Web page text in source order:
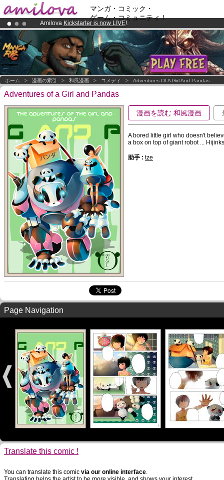
マンガ・コミック・
ゲーム・コミュニティ！
Amilova Kickstarter is now LIVE!.
Premium membership from3.95 eurosper month !Get membership
Already 100000 membersand 1000 comics & mangas!.
ホーム > 漫画の索引 > 和風漫画 > コメディ > Adventures Of A Girl And Pandas
Adventures of a Girl and Pandas
漫画を読む 和風漫画
A bored little girl who doesn't
a box on top of giant robot ...
助手 : tze
Page Navigation
Translate this comic !
You can translate this comic via our online interface.